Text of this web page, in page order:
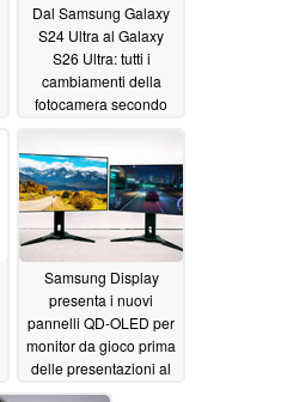
Dal Samsung Galaxy
S24 Ultra al Galaxy
S26 Ultra: tutti i
cambiamenti della
fotocamera secondo
una fuga di notizie
sulla tabella di marcia
12/18/2023
Samsung Display
presenta i nuovi
pannelli QD-OLED per
monitor da gioco prima
delle presentazioni al
CES 2024